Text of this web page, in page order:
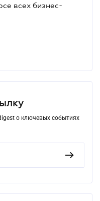
всех бизнес-
о ключевых событиях